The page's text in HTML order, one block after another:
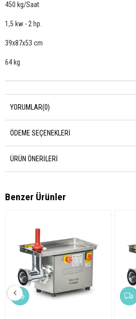
450 kg/Saat
1,5 kw - 2 hp.
39x87x53 cm
64 kg
YORUMLAR(0)
ÖDEME SEÇENEKLERI
ÜRÜN ÖNERILERI
Benzer Ürünler